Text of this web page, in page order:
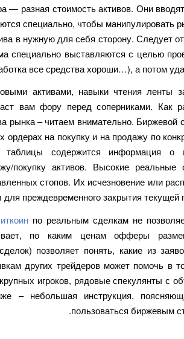
— разная стоимость активов. Они
специально, чтобы манипулировать
в нужную для себя сторону. Следует
специально выставляются с целью
все средства хороши…), а потом
активами, навыки чтения ленты
вам фору перед соперниками. Как
рынка – читаем внимательно. Биржевой
на покупку и на продажу по
таблицы содержится информация о
покупку активов. Высокие реальные
стопов. Их исчезновение или
для преждевременного закрытия текущей
по реальным сделкам не
по каким ценам офферы
позволяет понять, какие из
других трейдеров может помочь в
игроков, рядовые спекулянты с
– небольшая инструкция,
пользоваться биржевым